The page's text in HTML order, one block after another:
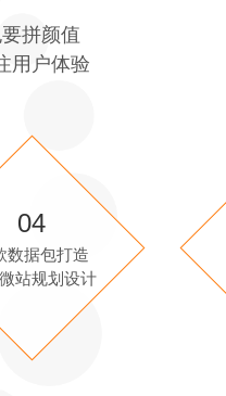
拼颜值
用户体验
04
数据包打造
站规划设计